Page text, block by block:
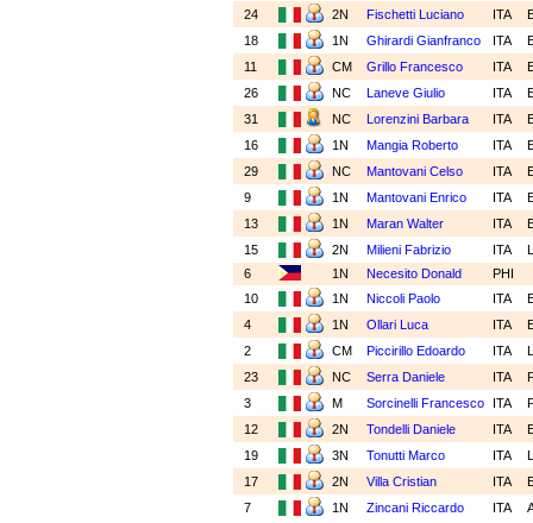
24
2N Fischetti Luciano ITA
18
1N Ghirardi Gianfranco ITA
11
CM Grillo Francesco ITA
26
NC Laneve Giulio ITA
31
NC Lorenzini Barbara ITA
16
1N Mangia Roberto ITA
29
NC Mantovani Celso ITA
9
1N Mantovani Enrico ITA
13
1N Maran Walter ITA
15
2N Milieni Fabrizio ITA
6
1N Necesito Donald
PHI
10
1N Niccoli Paolo ITA
4
1N Ollari Luca ITA
2
CM Piccirillo Edoardo ITA
23
NC Serra Daniele ITA
3
M Sorcinelli Francesco ITA
12
2N Tondelli Daniele ITA
19
3N Tonutti Marco ITA
17
2N Villa Cristian ITA
7
1N Zincani Riccardo ITA